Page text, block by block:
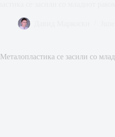
Металопластика се засили со